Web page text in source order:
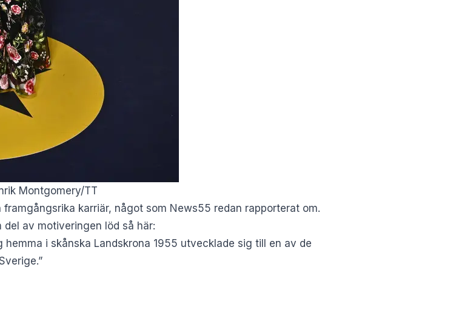
Montgomery/TT
karriär, något som News55 redan rapporterat om.
av motiveringen löd så här:
i skånska Landskrona 1955 utvecklade sig till en av de